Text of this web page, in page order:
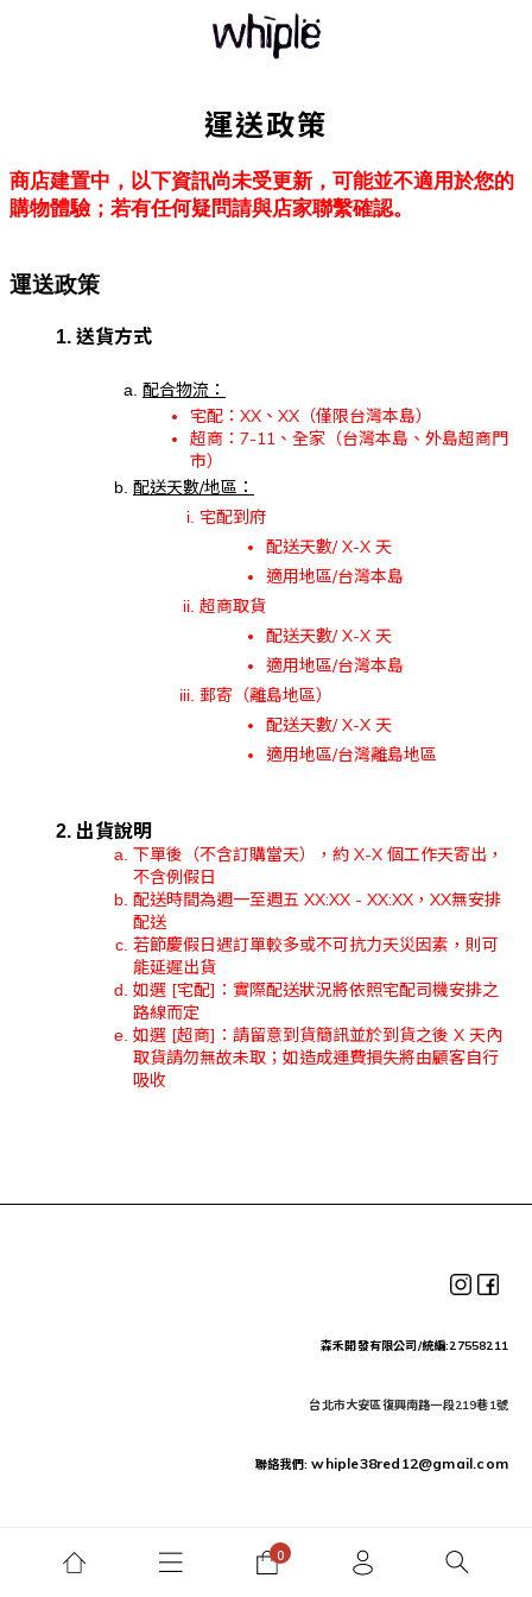
運送政策
商店建置中，以下資訊尚未受更新，可能並不適用於您的
購物體驗；若有任何疑問請與店家聯繫確認。
運送政策
送貨方式
配合物流：
宅配：XX、XX（僅限台灣本島）
超商：7-11、全家（台灣本島、外島超商門
市）
配送天數/地區：
宅配到府
配送天數/ X-X 天
適用地區/台灣本島
超商取貨
配送天數/ X-X 天
適用地區/台灣本島
郵寄（離島地區）
配送天數/ X-X 天
適用地區/台灣離島地區
出貨說明
下單後（不含訂購當天），約 X-X 個工作天寄出，
不含例假日
配送時間為週一至週五 XX:XX - XX:XX，XX無安排
配送
若節慶假日遇訂單較多或不可抗力天災因素，則可
能延遲出貨
如選 [宅配]：實際配送狀況將依照宅配司機安排之
路線而定
如選 [超商]：請留意到貨簡訊並於到貨之後 X 天內
取貨請勿無故未取；如造成運費損失將由顧客自行
吸收
森禾開發有限公司/統編:27558211
台北市大安區復興南路一段219巷1號
聯絡我們:whiple38red12@gmail.com